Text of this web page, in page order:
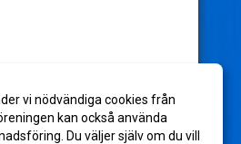
vi nödvändiga cookies från
kan också använda
Du väljer själv om du vill